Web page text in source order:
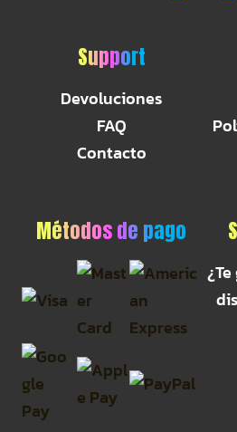
Support
Devoluciones
FAQ
Contacto
Métodos de pago